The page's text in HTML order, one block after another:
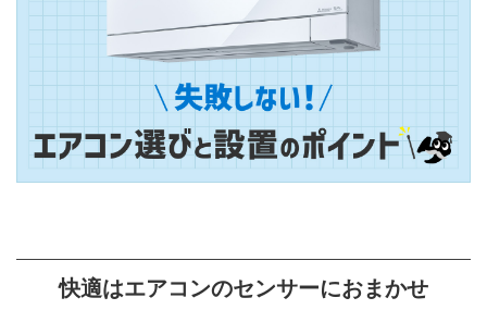
快適はエアコンのセンサーにおまかせ